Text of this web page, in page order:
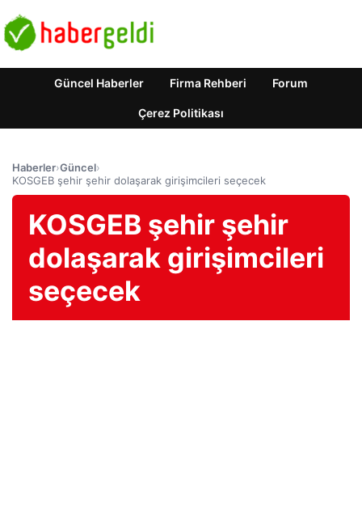
Güncel Haberler Firma Rehberi Forum
Çerez Politikası
Haberler›Güncel›
KOSGEB şehir şehir dolaşarak girişimcileri seçecek
KOSGEB şehir şehir
dolaşarak girişimcileri
seçecek